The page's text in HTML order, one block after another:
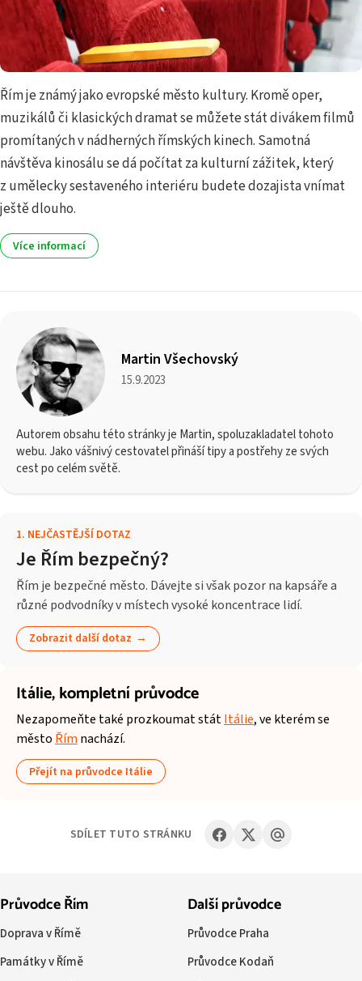
Řím je známý jako evropské město kultury. Kromě oper,
muzikálů či klasických dramat se můžete stát divákem filmů
promítaných v nádherných římských kinech. Samotná
návštěva kinosálu se dá počítat za kulturní zážitek, který
z umělecky sestaveného interiéru budete dozajista vnímat
ještě dlouho.
Více informací
Martin Všechovský
15.9.2023
Autorem obsahu této stránky je Martin, spoluzakladatel tohoto
webu. Jako vášnivý cestovatel přináší tipy a postřehy ze svých
cest po celém světě.
1. NEJČASTĚJŠÍ DOTAZ
Je Řím bezpečný?
Řím je bezpečné město. Dávejte si však pozor na kapsáře a
různé podvodníky v místech vysoké koncentrace lidí.
Zobrazit další dotaz
Itálie,kompletní průvodce
Nezapomeňte také prozkoumat státItálie, ve kterém se
město Řím nachází.
Přejít na průvodce Itálie
SDÍLET TUTO STRÁNKU
Průvodce Řím
Doprava v Římě
Památky v Římě
Další průvodce
Průvodce Praha
Průvodce Kodaň